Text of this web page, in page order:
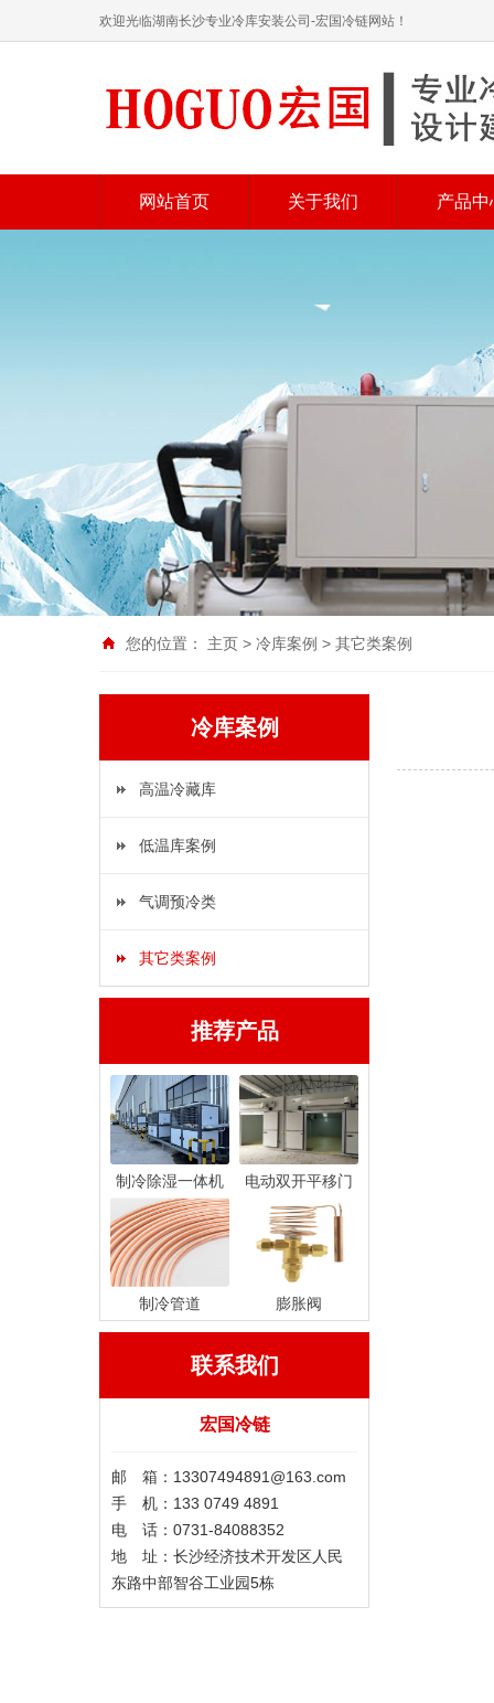
欢迎光临湖南长沙专业冷库安装公司-宏国冷链网站！
网站首页 关于我们 产品中
您的位置： 主页 > 冷库案例 > 其它类案例
冷库案例
高温冷藏库
低温库案例
气调预冷类
其它类案例
推荐产品
制冷除湿一体机 电动双开平移门
制冷管道 膨胀阀
联系我们
宏国冷链
邮 箱：13307494891@163.com
手 机：133 0749 4891
电 话：0731-84088352
地 址：长沙经济技术开发区人民
东路中部智谷工业园5栋